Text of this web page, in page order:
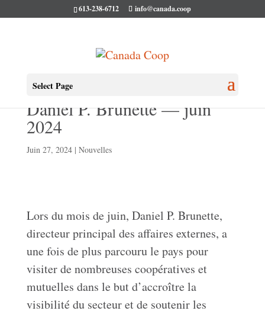
613-238-6712 info@canada.coop
Select Page
Les aventures coopératives de
Daniel P. Brunette — juin
2024
Juin 27, 2024| Nouvelles
Lors du mois de juin, Daniel P. Brunette,
directeur principal des affaires externes, a
une fois de plus parcouru le pays pour
visiter de nombreuses coopératives et
mutuelles dans le but d’accroître la
visibilité du secteur et de soutenir les